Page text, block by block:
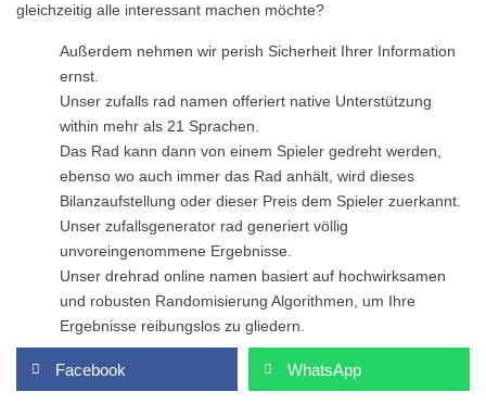
gleichzeitig alle interessant machen möchte?
Außerdem nehmen wir perish Sicherheit Ihrer Information
ernst.
Unser zufalls rad namen offeriert native Unterstützung
within mehr als 21 Sprachen.
Das Rad kann dann von einem Spieler gedreht werden,
ebenso wo auch immer das Rad anhält, wird dieses
Bilanzaufstellung oder dieser Preis dem Spieler zuerkannt.
Unser zufallsgenerator rad generiert völlig
unvoreingenommene Ergebnisse.
Unser drehrad online namen basiert auf hochwirksamen
und robusten Randomisierung Algorithmen, um Ihre
Ergebnisse reibungslos zu gliedern.
Facebook WhatsApp